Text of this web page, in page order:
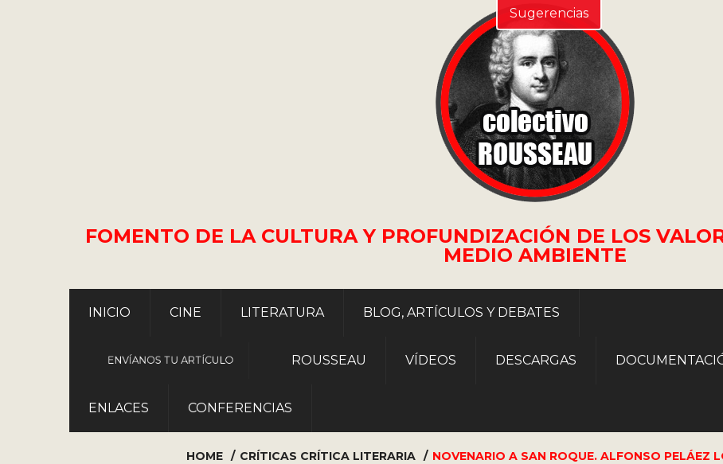
FOMENTO DE LA CULTURA Y PROFUNDIZACIÓN DE LOS
MEDIO AMBIENTE
INICIO CINE LITERATURA BLOG, ARTÍCULOS Y DEBATES
ENVÍANOS TU ARTÍCULO ROUSSEAU VÍDEOS DESCARGAS
ENLACES CONFERENCIAS
HOME CRÍTICAS CRÍTICA LITERARIA NOVENARIO A SAN ROQUE. ALFONSO PELÁEZ
Sugerencias